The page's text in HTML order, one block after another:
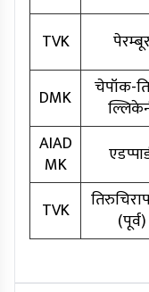
TVK
DMK
चेपॉक-
AIAD
MK
TVK
(पूर्व)